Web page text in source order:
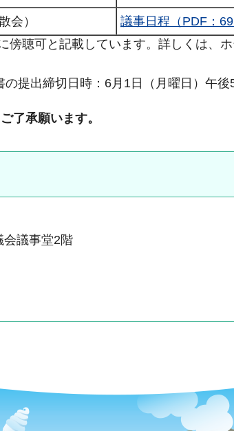
会） 議事日程（PDF：
傍聴可と記載しています。詳しくは、
提出締切日時：6月1日（月曜日）午後
了承願います。
議事堂2階